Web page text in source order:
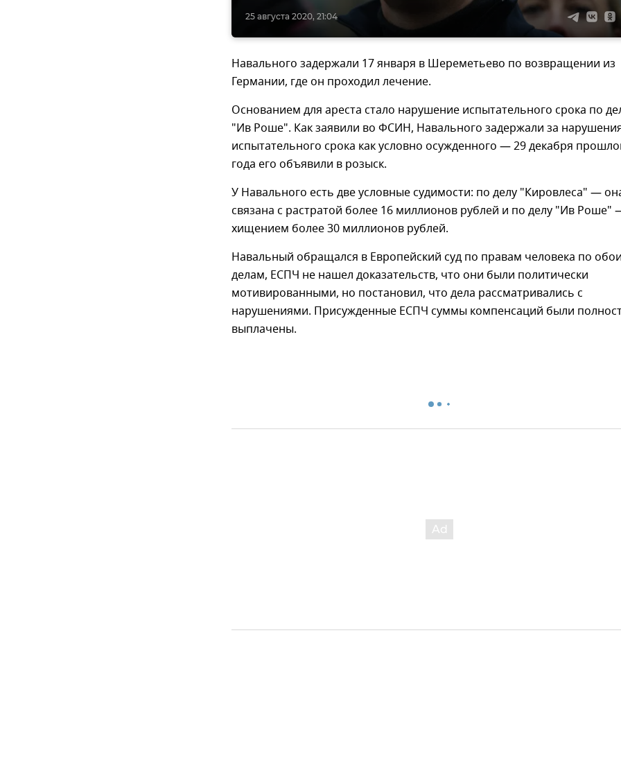
25 августа 2020, 21:04
Навального задержали 17 января в Шереметьево по возвращении из
Германии, где он проходил лечение.
Основанием для ареста стало нарушение испытательного срока по
"Ив Роше". Как заявили во ФСИН, Навального задержали за
испытательного срока как условно осужденного — 29 декабря
года его объявили в розыск.
У Навального есть две условные судимости: по делу "Кировлеса" —
связана с растратой более 16 миллионов рублей и по делу "Ив Роше"
хищением более 30 миллионов рублей.
Навальный обращался в Европейский суд по правам человека по
делам, ЕСПЧ не нашел доказательств, что они были политически
мотивированными, но постановил, что дела рассматривались с
нарушениями. Присужденные ЕСПЧ суммы компенсаций были
выплачены.